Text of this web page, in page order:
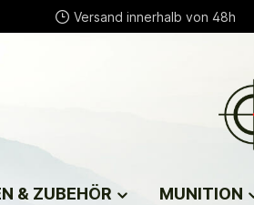
Versand innerhalb von 48h
& ZUBEHÖR MUNITION